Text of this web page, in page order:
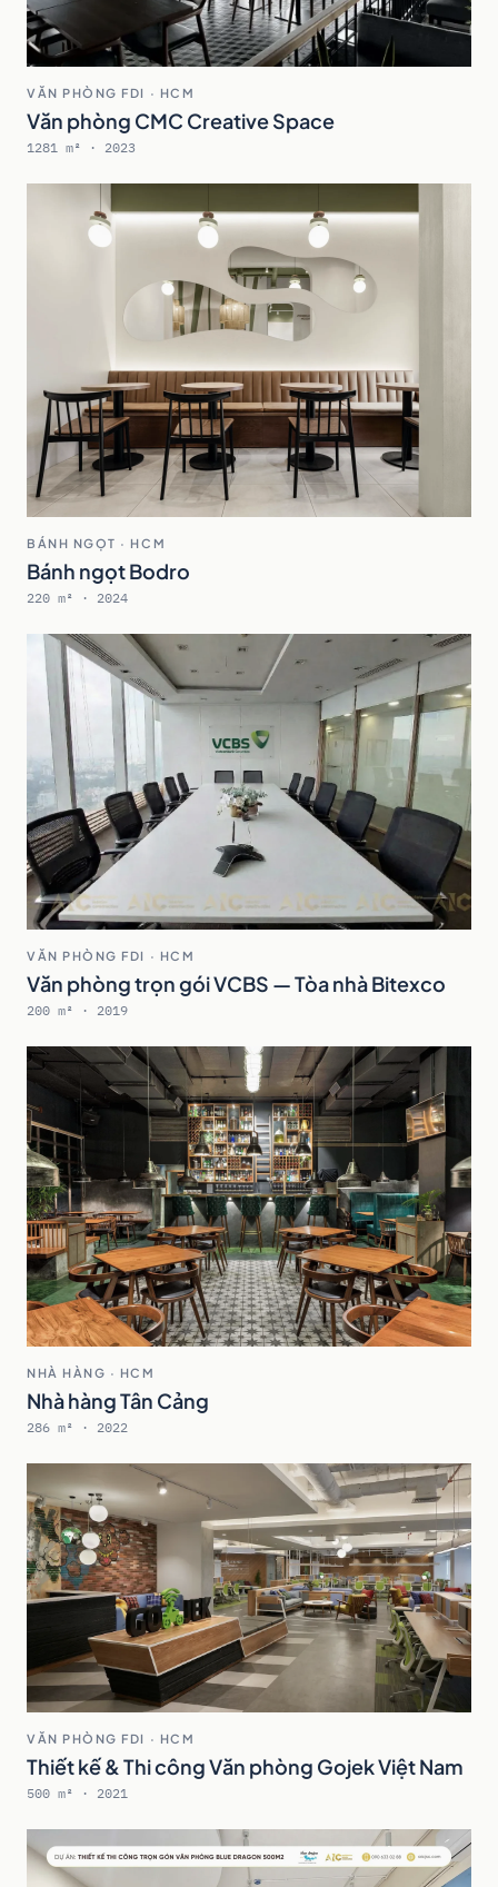
VĂN PHÒNG FDI · HCM
Văn phòng CMC Creative Space
1281 m² · 2023
BÁNH NGỌT · HCM
Bánh ngọt Bodro
220 m² · 2024
VĂN PHÒNG FDI · HCM
Văn phòng trọn gói VCBS — Tòa nhà Bitexco
200 m² · 2019
NHÀ HÀNG · HCM
Nhà hàng Tân Cảng
286 m² · 2022
VĂN PHÒNG FDI · HCM
Thiết kế & Thi công Văn phòng Gojek Việt Nam
500 m² · 2021